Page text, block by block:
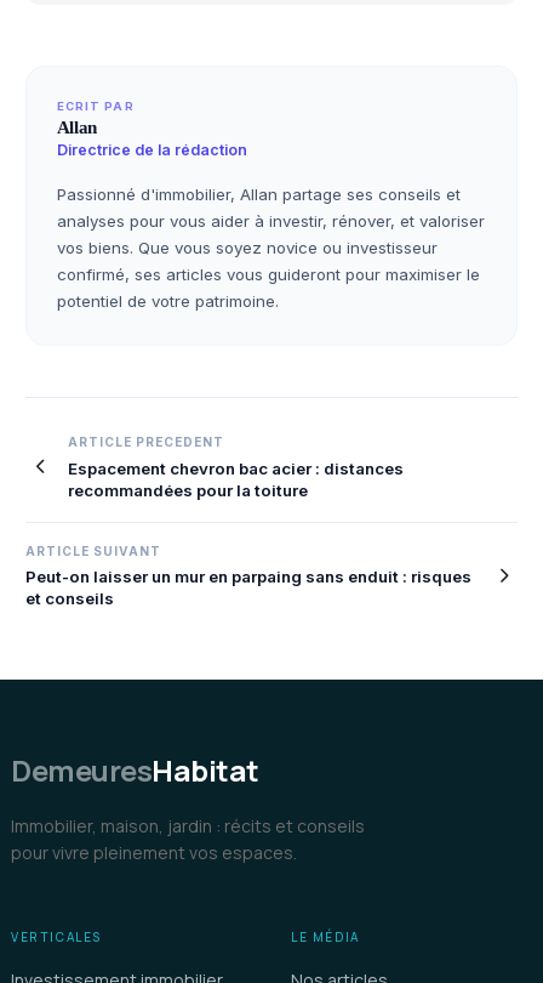
ECRIT PAR
Allan
Directrice de la rédaction
Passionné d'immobilier, Allan partage ses conseils et
analyses pour vous aider à investir, rénover, et valoriser
vos biens. Que vous soyez novice ou investisseur
confirmé, ses articles vous guideront pour maximiser le
potentiel de votre patrimoine.
Navigation
de
ARTICLE PRECEDENT
Espacement chevron bac acier : distances
recommandées pour la toiture
ARTICLE SUIVANT
Peut-on laisser un mur en parpaing sans enduit : risques
et conseils
DemeuresHabitat
Immobilier, maison, jardin : récits et conseils
pour vivre pleinement vos espaces.
VERTICALES LE MÉDIA